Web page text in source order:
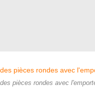
pièces rondes avec